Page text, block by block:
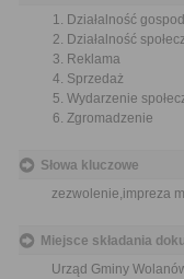
Działalność
Działalność
Reklama
Sprzedaż
Wydarzenie
Zgromadzenie
Słowa kluczowe
zezwolenie,impreza
Miejsce składania
Urząd Gminy